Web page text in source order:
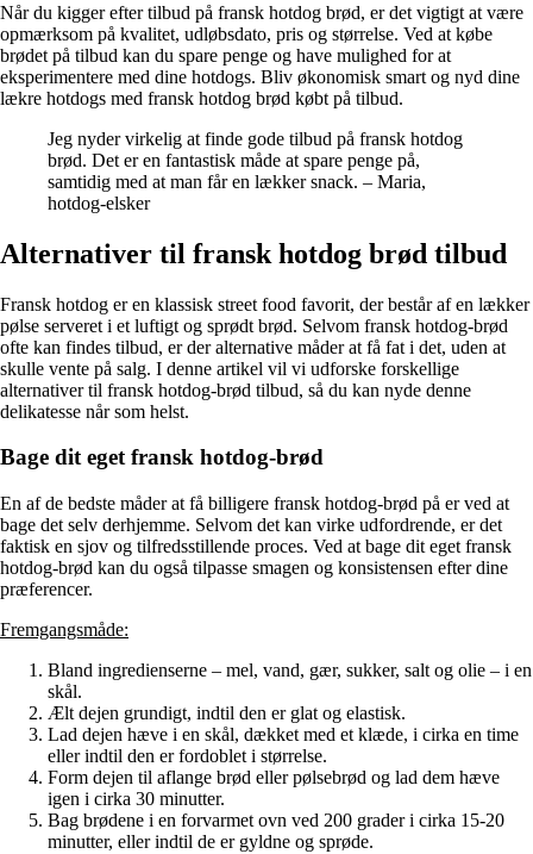
Når du kigger efter tilbud på fransk hotdog brød, er det vigtigt at være
opmærksom på kvalitet, udløbsdato, pris og størrelse. Ved at købe
brødet på tilbud kan du spare penge og have mulighed for at
eksperimentere med dine hotdogs. Bliv økonomisk smart og nyd dine
lækre hotdogs med fransk hotdog brød købt på tilbud.
Jeg nyder virkelig at finde gode tilbud på fransk hotdog
brød. Det er en fantastisk måde at spare penge på,
samtidig med at man får en lækker snack. – Maria,
hotdog-elsker
Alternativer til fransk hotdog brød tilbud
Fransk hotdog er en klassisk street food favorit, der består af en lækker
pølse serveret i et luftigt og sprødt brød. Selvom fransk hotdog-brød
ofte kan findes tilbud, er der alternative måder at få fat i det, uden at
skulle vente på salg. I denne artikel vil vi udforske forskellige
alternativer til fransk hotdog-brød tilbud, så du kan nyde denne
delikatesse når som helst.
Bage dit eget fransk hotdog-brød
En af de bedste måder at få billigere fransk hotdog-brød på er ved at
bage det selv derhjemme. Selvom det kan virke udfordrende, er det
faktisk en sjov og tilfredsstillende proces. Ved at bage dit eget fransk
hotdog-brød kan du også tilpasse smagen og konsistensen efter dine
præferencer.
Fremgangsmåde:
Bland ingredienserne – mel, vand, gær, sukker, salt og olie – i en
skål.
Ælt dejen grundigt, indtil den er glat og elastisk.
Lad dejen hæve i en skål, dækket med et klæde, i cirka en time
eller indtil den er fordoblet i størrelse.
Form dejen til aflange brød eller pølsebrød og lad dem hæve
igen i cirka 30 minutter.
Bag brødene i en forvarmet ovn ved 200 grader i cirka 15-20
minutter, eller indtil de er gyldne og sprøde.